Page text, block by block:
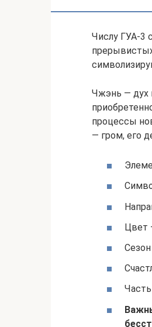
Числу ГУА-3
Чжэнь — дух
процессы
— гром, его
Цвет
Часть